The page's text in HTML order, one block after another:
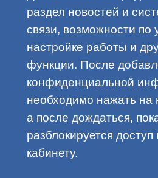
раздел новостей и
связи, возможности по
настройке работы и
функции. После
конфиденциальной
необходимо нажать на
а после дождаться,
разблокируется
кабинету.